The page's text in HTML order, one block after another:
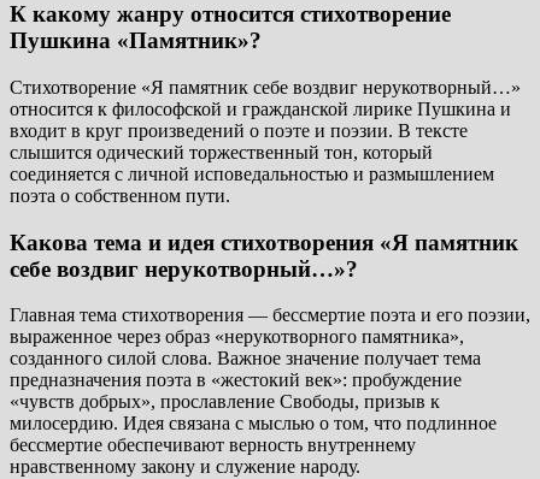
К какому жанру относится стихотворение
Пушкина «Памятник»?
Стихотворение «Я памятник себе воздвиг нерукотворный…»
относится к философской и гражданской лирике Пушкина и
входит в круг произведений о поэте и поэзии. В тексте
слышится одический торжественный тон, который
соединяется с личной исповедальностью и размышлением
поэта о собственном пути.
Какова тема и идея стихотворения «Я памятник
себе воздвиг нерукотворный…»?
Главная тема стихотворения — бессмертие поэта и его поэзии,
выраженное через образ «нерукотворного памятника»,
созданного силой слова. Важное значение получает тема
предназначения поэта в «жестокий век»: пробуждение
«чувств добрых», прославление Свободы, призыв к
милосердию. Идея связана с мыслью о том, что подлинное
бессмертие обеспечивают верность внутреннему
нравственному закону и служение народу.